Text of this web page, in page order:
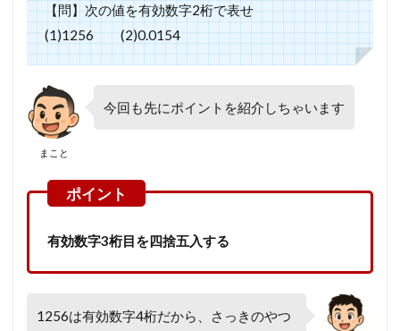
【問】次の値を有効数字2桁で表せ
(1)1256 (2)0.0154
まこと
今回も先にポイントを紹介しちゃいます
有効数字3桁目を四捨五入する
1256は有効数字4桁だから、さっきのやつ